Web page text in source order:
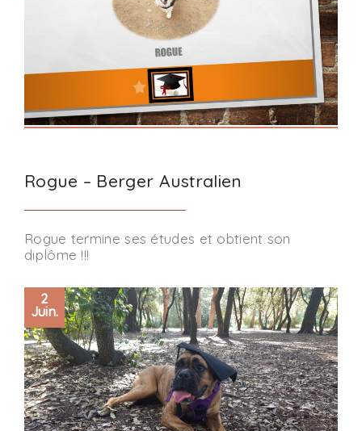
Rogue – Berger Australien
Rogue termine ses études et obtient son
diplôme !!!
2
Juin.